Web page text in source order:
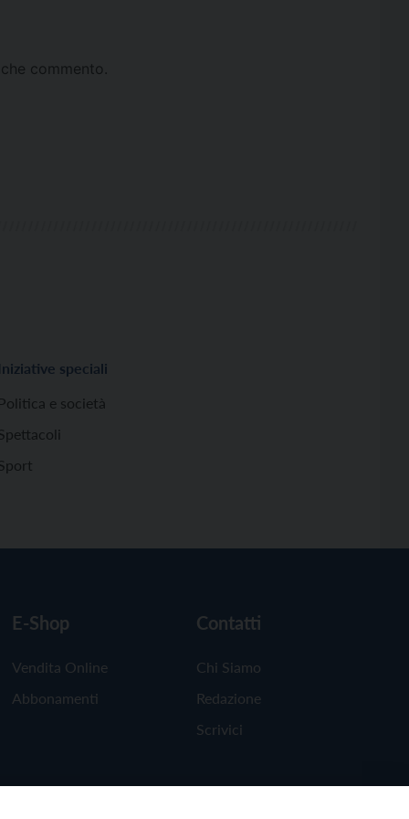
commento.
Iniziative speciali
Politica e società
E-Shop
Vendita Online
Abbonamenti
Contatti
Chi Siamo
Redazione
Scrivici